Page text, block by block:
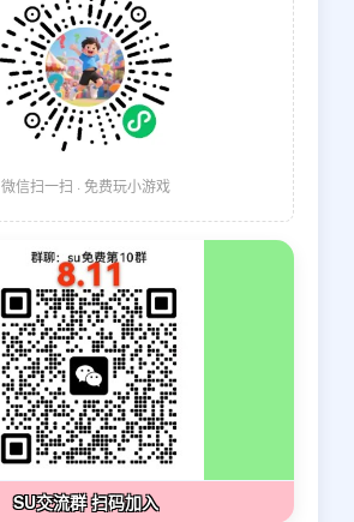
微信扫一扫 · 免费玩小游戏
SU交流群 扫码加入